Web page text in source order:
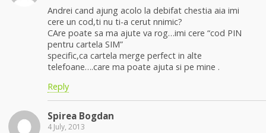
Andrei cand ajung acolo la debifat chestia aia imi
cere un cod,ti nu ti-a cerut nnimic?
CAre poate sa ma ajute va rog…imi cere “cod PIN
pentru cartela SIM”
specific,ca cartela merge perfect in alte
telefoane….care ma poate ajuta si pe mine .
Reply
Spirea Bogdan
4 July, 2013